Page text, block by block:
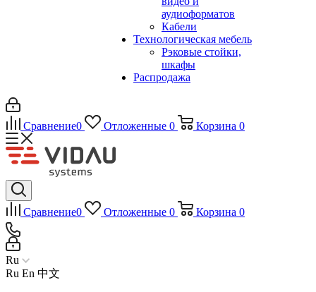
аудиоформатов
Кабели
Технологическая мебель
Рэковые стойки,
шкафы
Распродажа
Сравнение0 Отложенные 0 Корзина 0
Сравнение0 Отложенные 0 Корзина 0
Ru
Ru En 中文